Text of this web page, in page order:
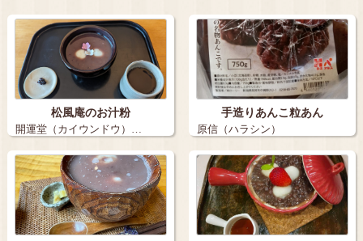
松風庵のお汁粉
開運堂（カイウンドウ）…
手造りあんこ粒あん
原信（ハラシン）